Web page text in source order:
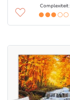
Complexiteit: